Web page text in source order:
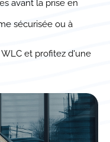
avant la prise en
sécurisée ou à
et profitez d'une